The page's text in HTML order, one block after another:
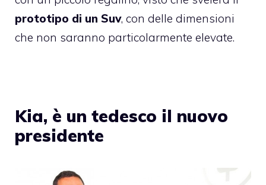
prototipo di un Suv, con delle dimensioni
che non saranno particolarmente elevate.
Kia, è un tedesco il nuovo
presidente